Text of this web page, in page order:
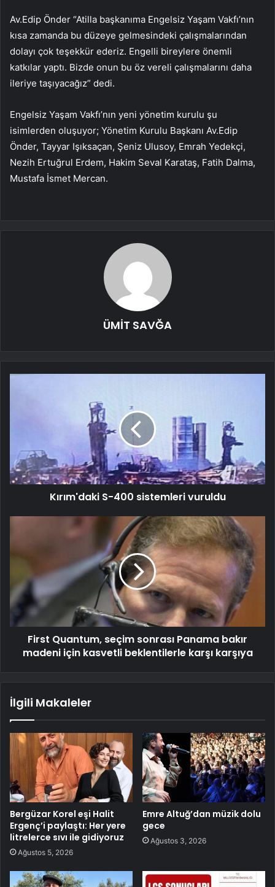
Av.Edip Önder “Atilla başkanıma Engelsiz Yaşam Vakfı’nın
kısa zamanda bu düzeye gelmesindeki çalışmalarından
dolayı çok teşekkür ederiz. Engelli bireylere önemli
katkılar yaptı. Bizde onun bu öz vereli çalışmalarını daha
ileriye taşıyacağız” dedi.
Engelsiz Yaşam Vakfı’nın yeni yönetim kurulu şu
isimlerden oluşuyor; Yönetim Kurulu Başkanı Av.Edip
Önder, Tayyar Işıksaçan, Şeniz Ulusoy, Emrah Yedekçi,
Nezih Ertuğrul Erdem, Hakim Seval Karataş, Fatih Dalma,
Mustafa İsmet Mercan.
ÜMİT SAVĞA
Kırım'daki S-400 sistemleri vuruldu
First Quantum, seçim sonrası Panama bakır
madeni için kasvetli beklentilerle karşı karşıya
İlgili Makaleler
Bergüzar Korel eşi Halit
Ergenç’i paylaştı: Her yere
litrelerce sıvı ile gidiyoruz
Ağustos 5, 2026
Emre Altuğ’dan müzik dolu
gece
Ağustos 3, 2026